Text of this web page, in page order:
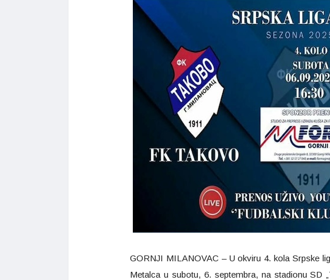
GORNJI MILANOVAC – U okviru 4. kola Srpske
Metalca u subotu, 6. septembra, na stadionu SD